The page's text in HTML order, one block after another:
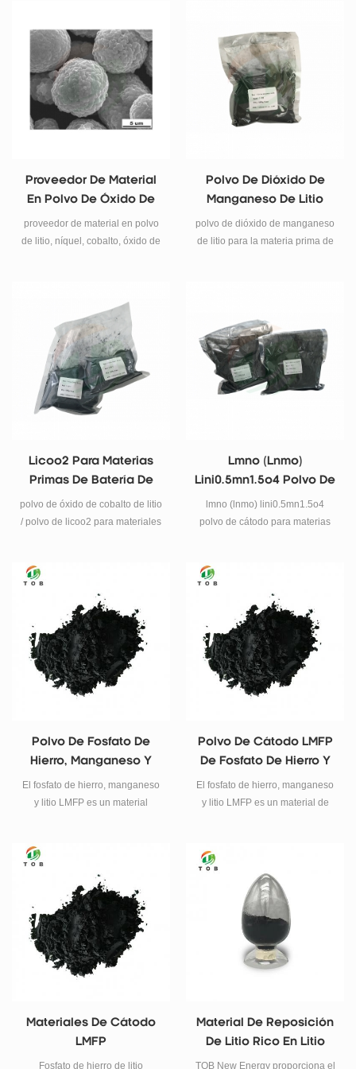
materiales de cátodo de batería
de iones de litio.
Proveedor De Material
En Polvo De Óxido De
Aluminio, Níquel Y
Cobalto De Litio (nca)
proveedor de material en polvo
de litio, níquel, cobalto, óxido de
Polvo De Dióxido De
Manganeso De Litio
Para La Venta
polvo de dióxido de manganeso
de litio para la materia prima de
Licoo2 Para Materias
Primas De Batería De
Iones De Litio
polvo de óxido de cobalto de litio
/ polvo de licoo2 para materiales
Lmno (lnmo)
Lini0.5mn1.5o4 Polvo De
Cátodo
lmno (lnmo) lini0.5mn1.5o4
polvo de cátodo para materias
Polvo De Fosfato De
Hierro, Manganeso Y
Litio
El fosfato de hierro, manganeso
y litio LMFP es un material
alta seguridad de LiFePO4 y alta
densidad de energía de
LiMnPO4.
Polvo De Cátodo LMFP
De Fosfato De Hierro Y
Manganeso De Litio
El fosfato de hierro, manganeso
y litio LMFP es un material de
alta seguridad de LiFePO4 y la
alta densidad de energía de
LiMnPO4.
Materiales De Cátodo
LMFP
Fosfato de hierro de litio
Material De Reposición
De Litio Rico En Litio
LNO Y LFO Para Cátodo
TOB New Energy proporciona el